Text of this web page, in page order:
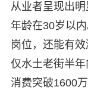
从业者呈现出
年龄在30岁以
岗位，还能有
仅水土老街半
消费‌突破1600万